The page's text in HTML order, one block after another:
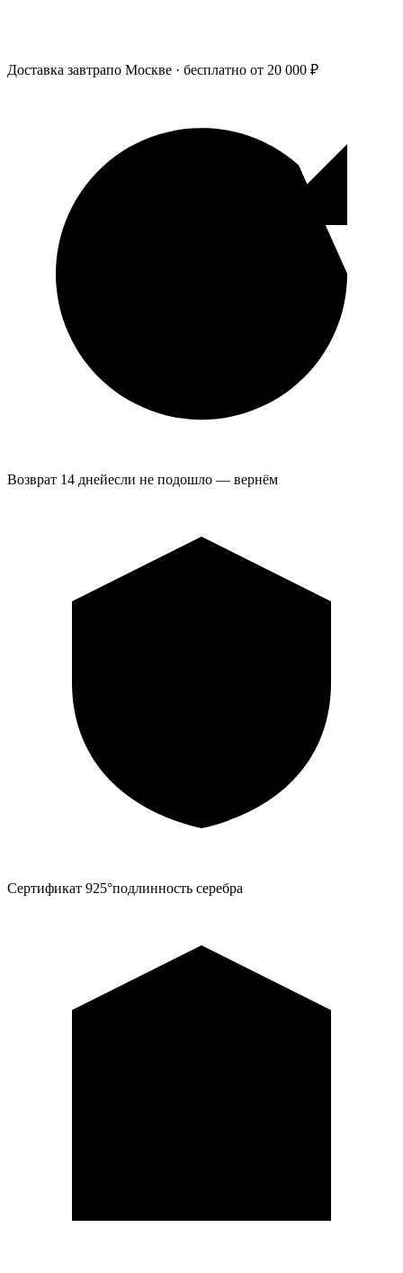
Доставка завтрапо Москве · бесплатно от 20 000 ₽
Возврат 14 днейесли не подошло — вернём
Сертификат 925°подлинность серебра